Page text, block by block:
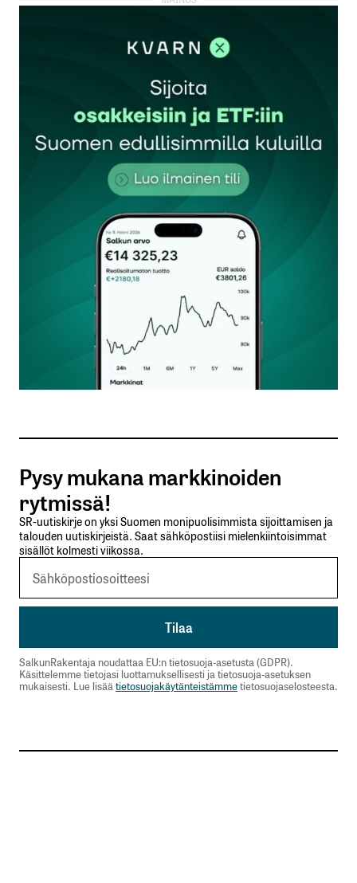
kirjautua
rekisteröityä
Sähköpostiosoitettasi ei julkaista.Pakolliset
kentät on merkitty*
Kommentti*
Nimesi tai nimimerkkisi
Sähköpostiosoitteesi
Tilaa SalkunRakentajan uutiskirje
Lähetä kommentti
Pysy mukana markkinoiden
rytmissä!
SR-uutiskirje on yksi Suomen monipuolisimmista sijoittamisen ja
talouden uutiskirjeistä. Saat sähköpostiisi mielenkiintoisimmat
sisällöt kolmesti viikossa.
SalkunRakentaja noudattaa EU:n tietosuoja-asetusta (GDPR).
Käsittelemme tietojasi luottamuksellisesti ja tietosuoja-asetuksen
mukaisesti. Lue lisää tietosuojakäytänteistämmetietosuojaselosteesta.